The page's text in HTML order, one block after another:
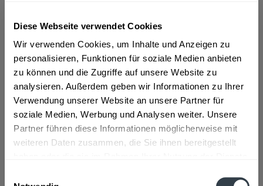
Diese Webseite verwendet Cookies
Wir verwenden Cookies, um Inhalte und Anzeigen zu
personalisieren, Funktionen für soziale Medien anbieten
zu können und die Zugriffe auf unsere Website zu
analysieren. Außerdem geben wir Informationen zu Ihrer
Verwendung unserer Website an unsere Partner für
soziale Medien, Werbung und Analysen weiter. Unsere
Partner führen diese Informationen möglicherweise mit
weiteren Daten zusammen, die Sie ihnen bereitgestellt
+3,42 € Pfand
In denWarenkorb
Artikel-Nr.:
29004
Verfügbar in:
Beschreibung
mehr